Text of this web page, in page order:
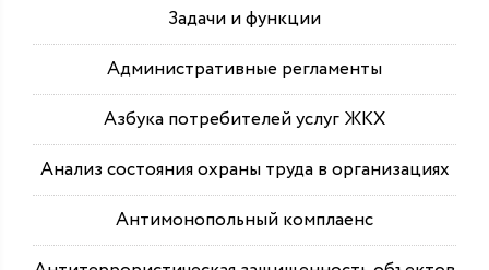
Задачи и функции
Административные регламенты
Азбука потребителей услуг ЖКХ
Анализ состояния охраны труда в организациях
Антимонопольный комплаенс